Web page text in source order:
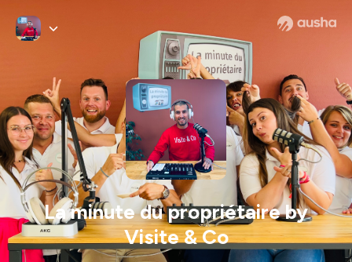
La minute du propriétaire by
Visite & Co